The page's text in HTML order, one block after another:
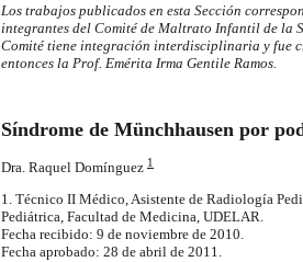
Los trabajos publicados en esta Sección
integrantes del Comité de Maltrato Infantil de la
Comité tiene integración interdisciplinaria y fue
entonces la Prof. Emérita Irma Gentile Ramos.
Síndrome de Münchhausen por
Dra. Raquel Domínguez 1
1. Técnico II Médico, Asistente de Radiología
Pediátrica, Facultad de Medicina, UDELAR.
Fecha recibido: 9 de noviembre de 2010.
Fecha aprobado: 28 de abril de 2011.